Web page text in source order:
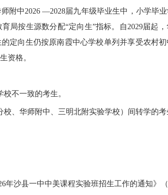
附中2026 —2028届九年级毕业生中，小学毕
局按生源数分配“定向生”指标。自2029届起
定向生仍按原南霞中心学校单列并享受农村
资格。
不一致的考生。
华师附中、三明北附实验学校）间转学的考
县一中中美课程实验班招生工作的通知》（